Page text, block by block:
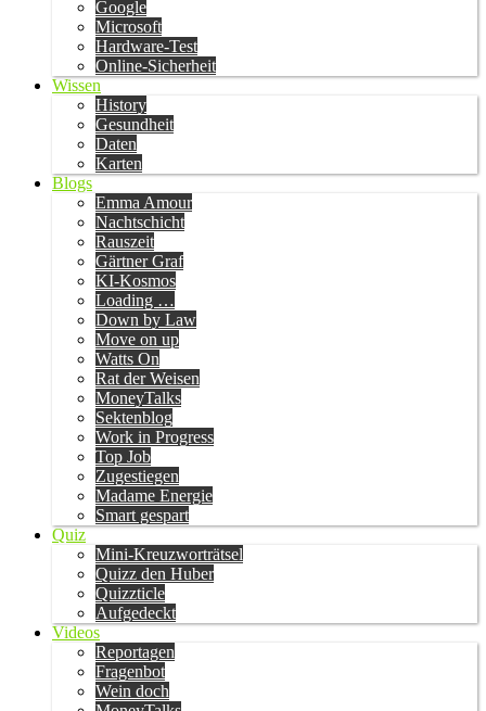
Google
Microsoft
Hardware-Test
Online-Sicherheit
Wissen
History
Gesundheit
Daten
Karten
Blogs
Emma Amour
Nachtschicht
Rauszeit
Gärtner Graf
KI-Kosmos
Loading …
Down by Law
Move on up
Watts On
Rat der Weisen
MoneyTalks
Sektenblog
Work in Progress
Top Job
Zugestiegen
Madame Energie
Smart gespart
Quiz
Mini-Kreuzworträtsel
Quizz den Huber
Quizzticle
Aufgedeckt
Videos
Reportagen
Fragenbot
Wein doch